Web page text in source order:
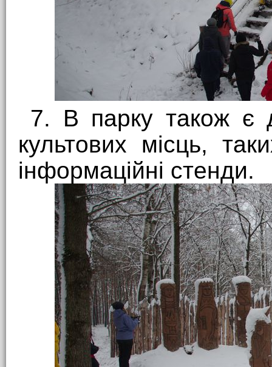
7. В парку також є
культових місць,
інформаційні стенди.